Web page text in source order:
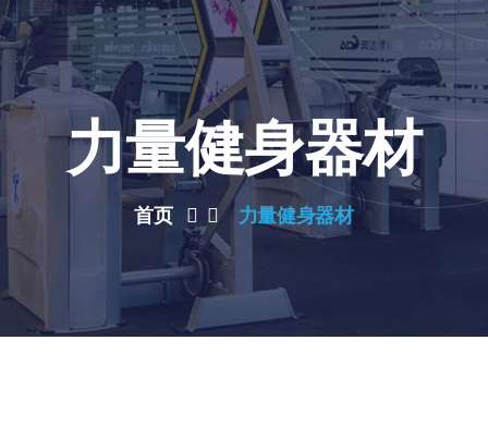
力量健身器材
首页 力量健身器材